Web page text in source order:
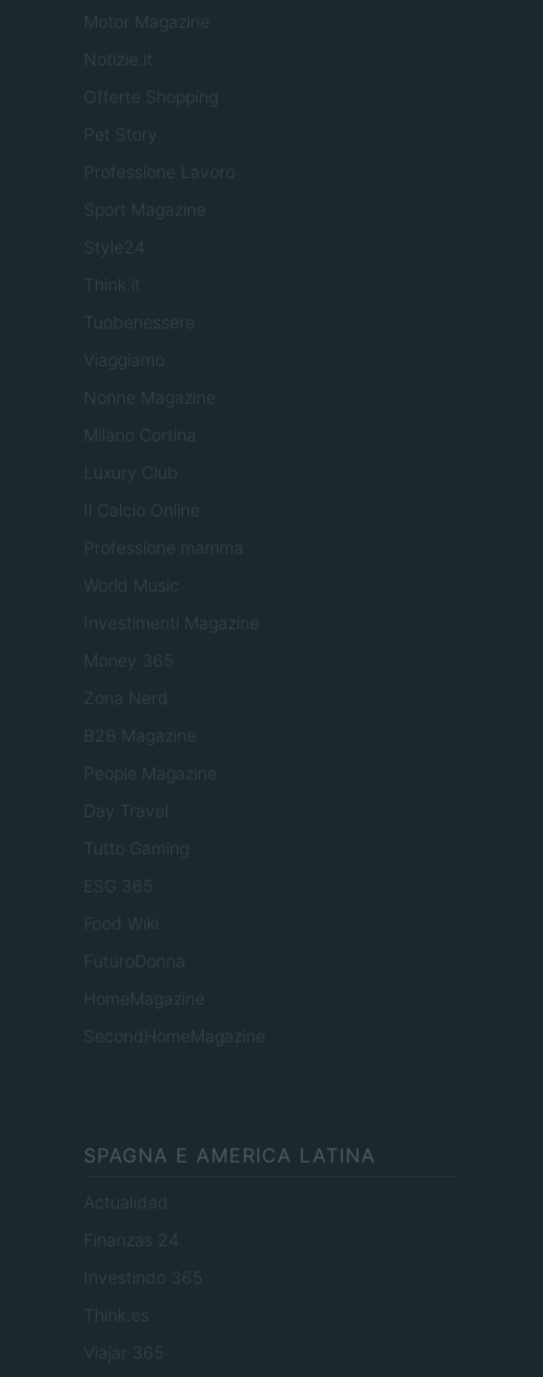
Motor Magazine
Notizie.it
Offerte Shopping
Pet Story
Professione Lavoro
Sport Magazine
Style24
Think.it
Tuobenessere
Viaggiamo
Nonne Magazine
Milano Cortina
Luxury Club
Il Calcio Online
Professione mamma
World Music
Investimenti Magazine
Money 365
Zona Nerd
B2B Magazine
People Magazine
Day Travel
Tutto Gaming
ESG 365
Food Wiki
FuturoDonna
HomeMagazine
SecondHomeMagazine
SPAGNA E AMERICA LATINA
Actualidad
Finanzas 24
Investindo 365
Think.es
Viajar 365